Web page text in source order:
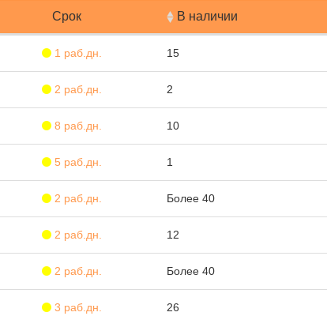
Срок В наличии
1 раб.дн. 15
2 раб.дн. 2
8 раб.дн. 10
5 раб.дн. 1
2 раб.дн. Более 40
2 раб.дн. 12
2 раб.дн. Более 40
3 раб.дн. 26